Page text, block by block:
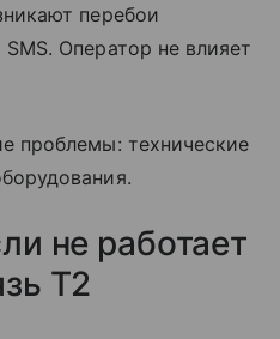
перебои
Оператор не влияет
проблемы: технические
не работает
T2